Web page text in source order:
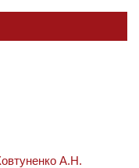
А.Н.